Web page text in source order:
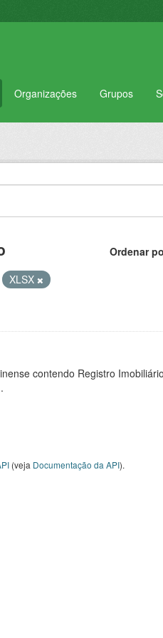
Organizações Grupos
Ordenar
XLSX
contendo Registro
(veja Documentação da API).